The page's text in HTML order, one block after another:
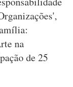
na
de 25